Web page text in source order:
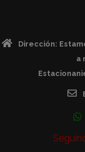
Dirección:
a